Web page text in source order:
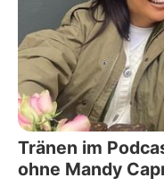
Tränen im
ohne Mandy